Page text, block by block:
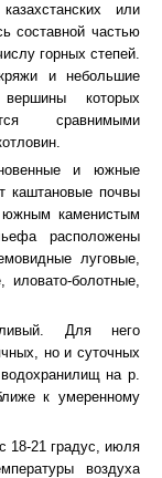
или
составной частью
горных степей.
и небольшие
которых
сравнимыми
и южные
каштановые почвы
южным каменистым
расположены
луговые,
иловато-болотные,
Для него
но и суточных
на р.
к умеренному
18-21 градус, июля
воздуха